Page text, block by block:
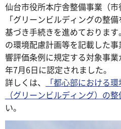
仙台市役所本庁舎整備事業（
「グリーンビルディングの整
基づき手続きを進めておりま
の環境配慮計画等を記載した
響評価条例に規定する対象事
年7月6日に認定されました。
詳しくは、
「都心部における
（グリーンビルディング）の整
い。